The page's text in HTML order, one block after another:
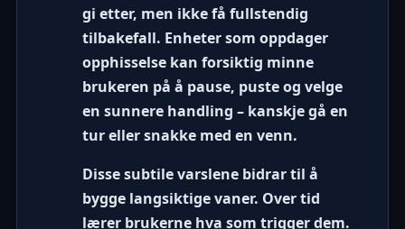
gi etter, men ikke få fullstendig
tilbakefall. Enheter som oppdager
opphisselse kan forsiktig minne
brukeren på å pause, puste og velge
en sunnere handling – kanskje gå en
tur eller snakke med en venn.
Disse subtile varslene bidrar til å
bygge langsiktige vaner. Over tid
lærer brukerne hva som trigger dem.